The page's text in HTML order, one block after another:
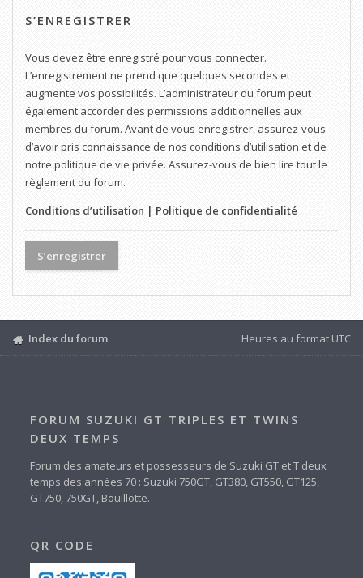
S’ENREGISTRER
Vous devez être enregistré pour vous connecter.
L’enregistrement ne prend que quelques secondes et
augmente vos possibilités. L’administrateur du forum peut
également accorder des permissions additionnelles aux
membres du forum. Avant de vous enregistrer, assurez-vous
d’avoir pris connaissance de nos conditions d’utilisation et de
notre politique de vie privée. Assurez-vous de bien lire tout le
règlement du forum.
Conditions d’utilisation | Politique de confidentialité
S’enregistrer
Index du forum Heures au format UTC
FORUM SUZUKI GT TRIPLES ET TWINS
DEUX TEMPS
Forum des amateurs et possesseurs de Suzuki GT et T deux
temps des années 70 : Suzuki 750GT, GT380, GT550, GT125,
GT750, 750GT, Bouillotte.
QR CODE